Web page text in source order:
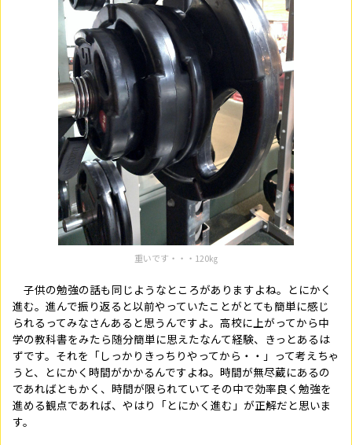
重いです・・・120㎏
子供の勉強の話も同じようなところがありますよね。とにかく
進む。進んで振り返ると以前やっていたことがとても簡単に感じ
られるってみなさんあると思うんですよ。高校に上がってから中
学の教科書をみたら随分簡単に思えたなんて経験、きっとあるは
ずです。それを「しっかりきっちりやってから・・」って考えちゃ
うと、とにかく時間がかかるんですよね。時間が無尽蔵にあるの
であればともかく、時間が限られていてその中で効率良く勉強を
進める観点であれば、やはり「とにかく進む」が正解だと思いま
す。